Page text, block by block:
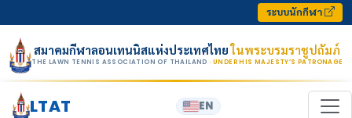
ระบบนักกีฬา
สมาคมกีฬาลอนเทนนิสแห่งประเทศไทยในพระบรมราชูปถัมภ์
THE LAWN TENNIS ASSOCIATION OF THAILAND · UNDER HIS MAJESTY’S PATRONAGE
LTAT EN